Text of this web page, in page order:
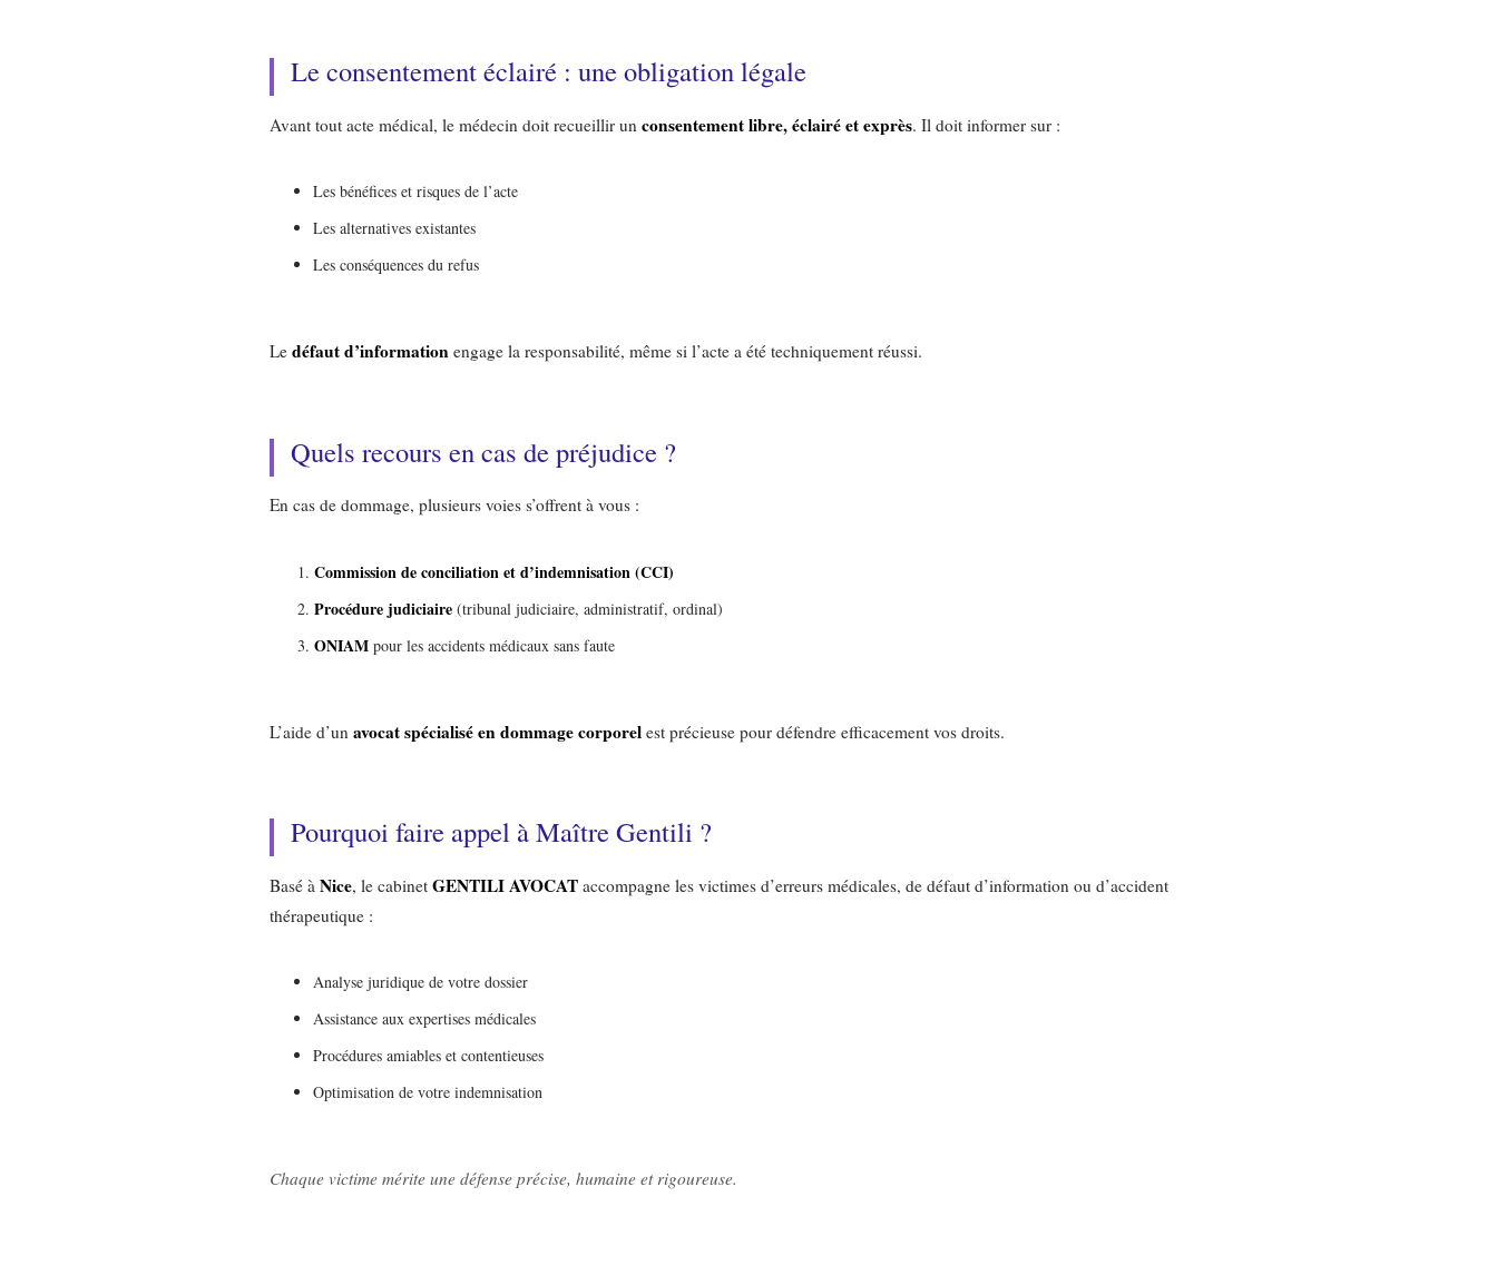
Le consentement éclairé : une obligation légale
Avant tout acte médical, le médecin doit recueillir un consentement libre, éclairé et exprès. Il doit informer sur :
Les bénéfices et risques de l’acte
Les alternatives existantes
Les conséquences du refus
Le défaut d’information engage la responsabilité, même si l’acte a été techniquement réussi.
Quels recours en cas de préjudice ?
En cas de dommage, plusieurs voies s’offrent à vous :
Commission de conciliation et d’indemnisation (CCI)
Procédure judiciaire (tribunal judiciaire, administratif, ordinal)
ONIAM pour les accidents médicaux sans faute
L’aide d’un avocat spécialisé en dommage corporel est précieuse pour défendre efficacement vos droits.
Pourquoi faire appel à Maître Gentili ?
Basé à Nice, le cabinet GENTILI AVOCAT accompagne les victimes d’erreurs médicales, de défaut d’information ou d’accident
thérapeutique :
Analyse juridique de votre dossier
Assistance aux expertises médicales
Procédures amiables et contentieuses
Optimisation de votre indemnisation
Chaque victime mérite une défense précise, humaine et rigoureuse.